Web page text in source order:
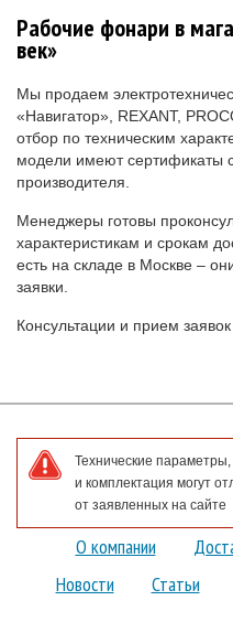
Рабочие фонари в
век»
Мы продаем
«Навигатор», REXANT,
отбор по техническим
модели имеют сертификаты
производителя.
Менеджеры готовы
характеристикам и срокам
есть на складе в Москве –
заявки.
Консультации и прием
Технические
и комплектация могут
от заявленных на сайте
О компании
Новости
Статьи